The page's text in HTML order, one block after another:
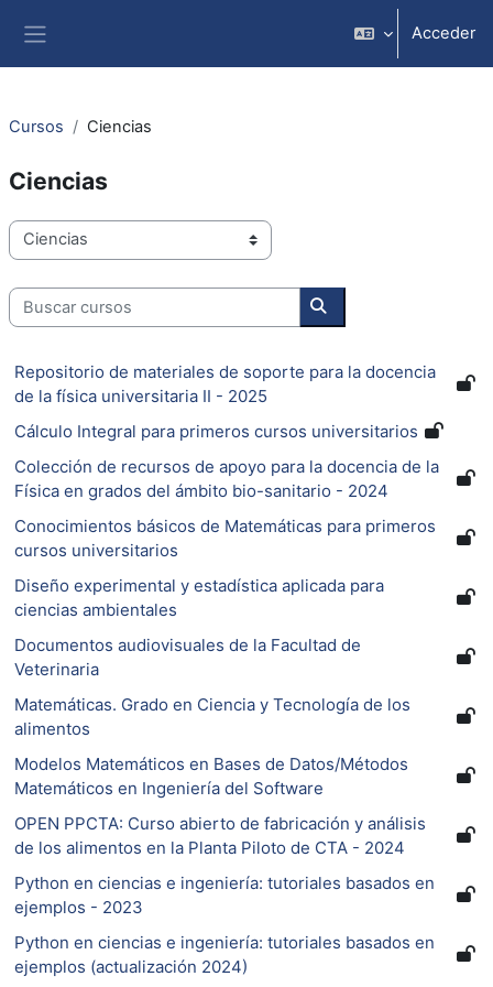
Acceder
Cursos Ciencias
Ciencias
Categorías
Buscar cursos
Buscar cursos
Repositorio de materiales de soporte para la docencia
de la física universitaria II - 2025
Cálculo Integral para primeros cursos universitarios
Colección de recursos de apoyo para la docencia de la
Física en grados del ámbito bio-sanitario - 2024
Conocimientos básicos de Matemáticas para primeros
cursos universitarios
Diseño experimental y estadística aplicada para
ciencias ambientales
Documentos audiovisuales de la Facultad de
Veterinaria
Matemáticas. Grado en Ciencia y Tecnología de los
alimentos
Modelos Matemáticos en Bases de Datos/Métodos
Matemáticos en Ingeniería del Software
OPEN PPCTA: Curso abierto de fabricación y análisis
de los alimentos en la Planta Piloto de CTA - 2024
Python en ciencias e ingeniería: tutoriales basados en
ejemplos - 2023
Python en ciencias e ingeniería: tutoriales basados en
ejemplos (actualización 2024)